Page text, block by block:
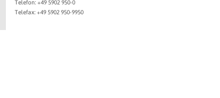
Telefon: +49 5902 950-0
Telefax: +49 5902 950-9950